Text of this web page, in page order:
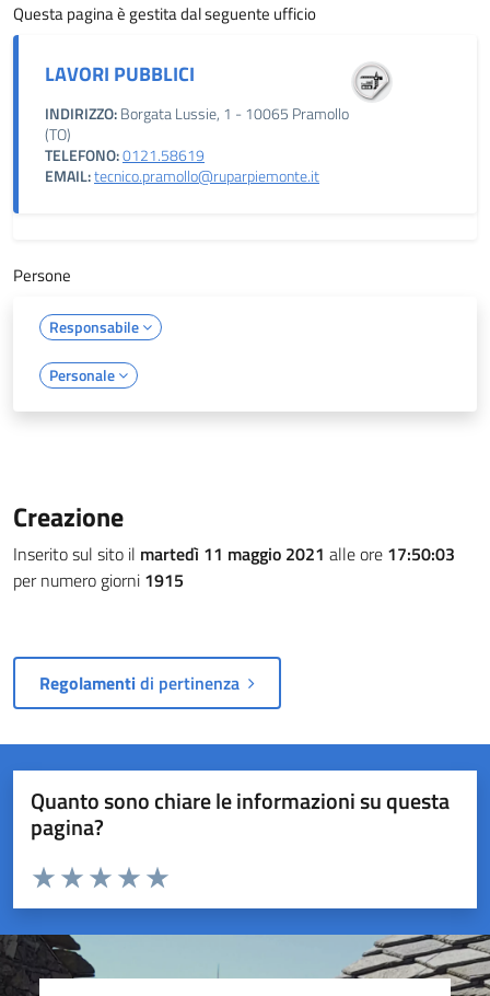
Questa pagina è gestita dal seguente ufficio
LAVORI PUBBLICI
INDIRIZZO:Borgata Lussie, 1 - 10065 Pramollo
(TO)
TELEFONO:0121.58619
EMAIL:tecnico.pramollo@ruparpiemonte.it
Persone
Responsabile
Personale
Creazione
Inserito sul sito il martedì 11 maggio 2021 alle ore 17:50:03
per numero giorni 1915
Regolamentidi pertinenza
Quanto sono chiare le informazioni su questa
pagina?
Valuta da 1 a 5 stelle la pagina
Valuta 5 stelle su 5
Valuta 4 stelle su 5
Valuta 3 stelle su 5
Valuta 2 stelle su 5
Valuta 1 stelle su 5